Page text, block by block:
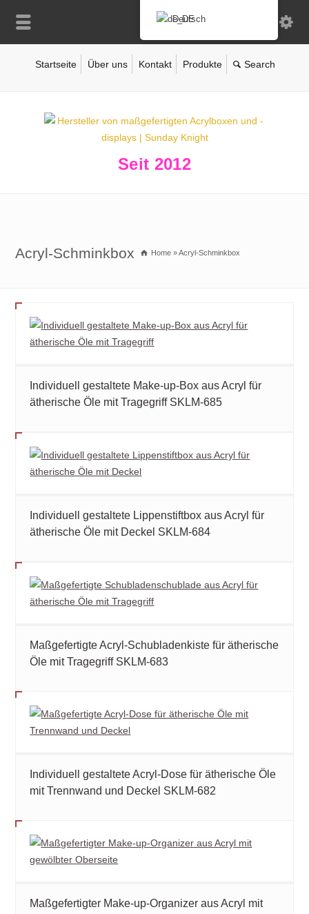
Startseite Über uns Kontakt Produkte
Seit 2012
Acryl-Schminkbox Home »Acryl-Schminkbox
Individuell gestaltete Make-up-Box aus Acryl für
ätherische Öle mit Tragegriff SKLM-685
Individuell gestaltete Lippenstiftbox aus Acryl für
ätherische Öle mit Deckel SKLM-684
Maßgefertigte Acryl-Schubladenkiste für ätherische
Öle mit Tragegriff SKLM-683
Individuell gestaltete Acryl-Dose für ätherische Öle
mit Trennwand und Deckel SKLM-682
Maßgefertigter Make-up-Organizer aus Acryl mit
Deutsch